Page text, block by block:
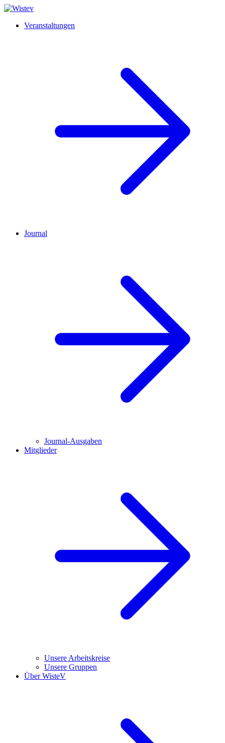
Veranstaltungen
Journal
Journal-Ausgaben
Mitglieder
Unsere Arbeitskreise
Unsere Gruppen
Über WisteV